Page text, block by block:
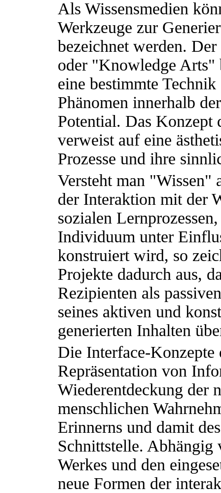
Als Wissensmedien
Werkzeuge zur
bezeichnet werden.
oder "Knowledge Arts"
eine bestimmte
Phänomen innerhalb
Potential. Das Konzept
verweist auf eine
Prozesse und ihre
Versteht man "Wissen"
der Interaktion mit der
sozialen
Individuum unter
konstruiert wird, so
Projekte dadurch aus,
Rezipienten als
seines aktiven und
generierten Inhalten
Die Interface-Konzepte
Repräsentation von
Wiederentdeckung der
menschlichen
Erinnerns und damit
Schnittstelle.
Werkes und den
neue Formen der